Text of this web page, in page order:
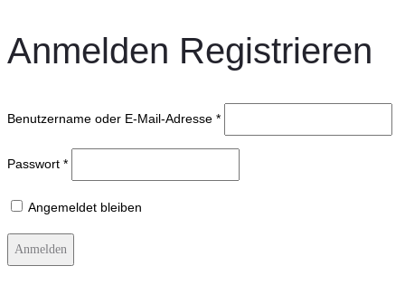
Anmelden Registrieren
Benutzername oder E-Mail-Adresse *
Passwort *
Angemeldet bleiben
Anmelden